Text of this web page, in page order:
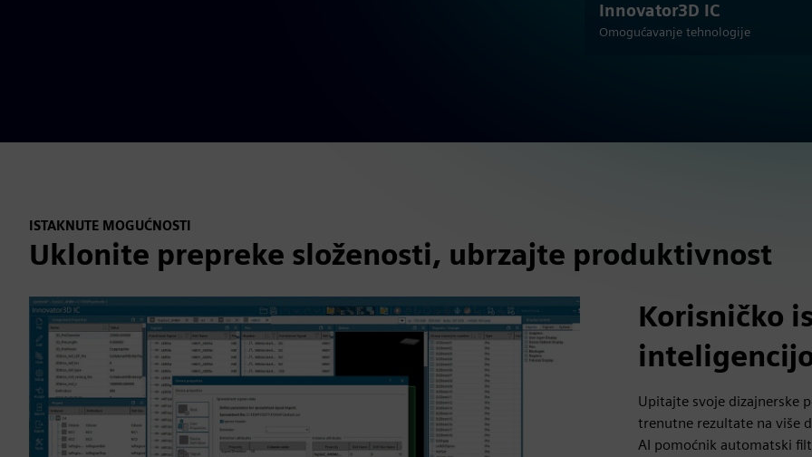
Innovator3D IC
Omogućavanje tehnologije
ISTAKNUTE MOGUĆNOSTI
Uklonite prepreke složenosti, ubrzajte produktivnost
Korisničko
Upitajte svoje dizajnerske
trenutne rezultate na više
AI pomoćnik automatski